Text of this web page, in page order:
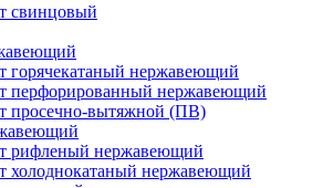
свинцовый
горячекатаный нержавеющий
перфорированный нержавеющий
просечно-вытяжной (ПВ)
рифленый нержавеющий
холоднокатаный нержавеющий